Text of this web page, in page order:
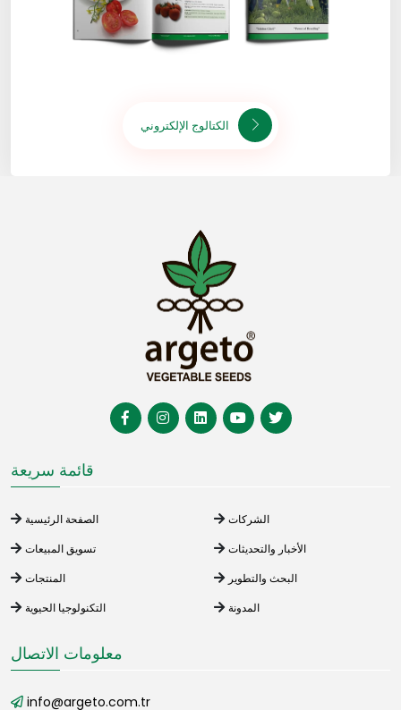
الكتالوج الإلكتروني
قائمة سريعة
الصفحة الرئيسية
الشركات
تسويق المبيعات
الأخبار والتحديثات
المنتجات
البحث والتطوير
التكنولوجيا الحيوية
المدونة
معلومات الاتصال
info@argeto.com.tr